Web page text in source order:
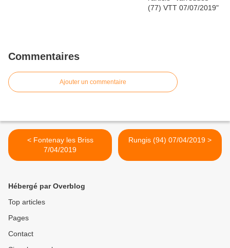
Commentaires
Ajouter un commentaire
< Fontenay les Briss
7/04/2019
Rungis (94) 07/04/2019 >
Hébergé par Overblog
Top articles
Pages
Contact